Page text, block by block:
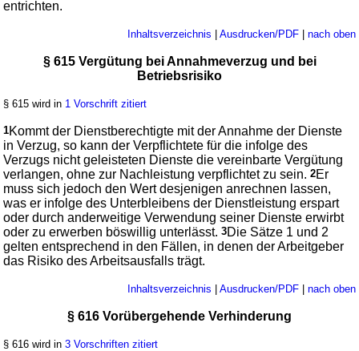
entrichten.
Inhaltsverzeichnis Ausdrucken/PDF| nach oben
§ 615 Vergütung bei Annahmeverzug und bei
Betriebsrisiko
§ 615 wird in 1 Vorschrift zitiert
1Kommt der Dienstberechtigte mit der Annahme der Dienste
in Verzug, so kann der Verpflichtete für die infolge des
Verzugs nicht geleisteten Dienste die vereinbarte Vergütung
verlangen, ohne zur Nachleistung verpflichtet zu sein.2Er
muss sich jedoch den Wert desjenigen anrechnen lassen,
was er infolge des Unterbleibens der Dienstleistung erspart
oder durch anderweitige Verwendung seiner Dienste erwirbt
oder zu erwerben böswillig unterlässt.3Die Sätze 1 und 2
gelten entsprechend in den Fällen, in denen der Arbeitgeber
das Risiko des Arbeitsausfalls trägt.
Inhaltsverzeichnis Ausdrucken/PDF| nach oben
§ 616 Vorübergehende Verhinderung
§ 616 wird in3 Vorschriften zitiert